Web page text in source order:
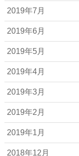
2019年7月
2019年6月
2019年5月
2019年4月
2019年3月
2019年2月
2019年1月
2018年12月